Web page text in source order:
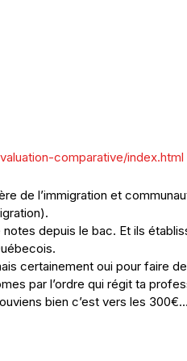
comparative/index.html
de l’immigration et
depuis le bac. Et ils
certainement oui pour faire
par l’ordre qui régit ta
bien c’est vers les